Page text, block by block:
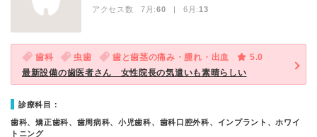
アクセス数 7月:60 | 6月:13
歯科 虫歯 歯と歯茎の痛み・腫れ・出血
5.0
最新設備の歯医者さん 女性院長の気遣いも素晴らしい
診療科目：
歯科、矯正歯科、歯周病科、小児歯科、歯科口腔外科、インプラント、ホワイ
トニング